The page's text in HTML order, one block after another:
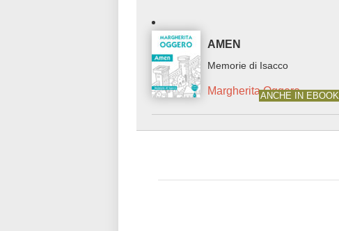
AMEN
Memorie di Isacco
Margherita OggeroANCHE IN EBOOK